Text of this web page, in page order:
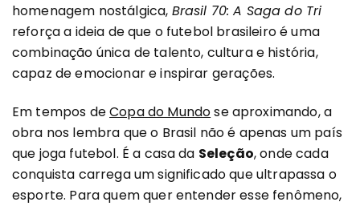
homenagem nostálgica, Brasil 70: A Saga do Tri
reforça a ideia de que o futebol brasileiro é uma
combinação única de talento, cultura e história,
capaz de emocionar e inspirar gerações.
Em tempos deCopa do Mundose aproximando, a
obra nos lembra que o Brasil não é apenas um país
que joga futebol. É a casa da Seleção, onde cada
conquista carrega um significado que ultrapassa o
esporte. Para quem quer entender esse fenômeno,